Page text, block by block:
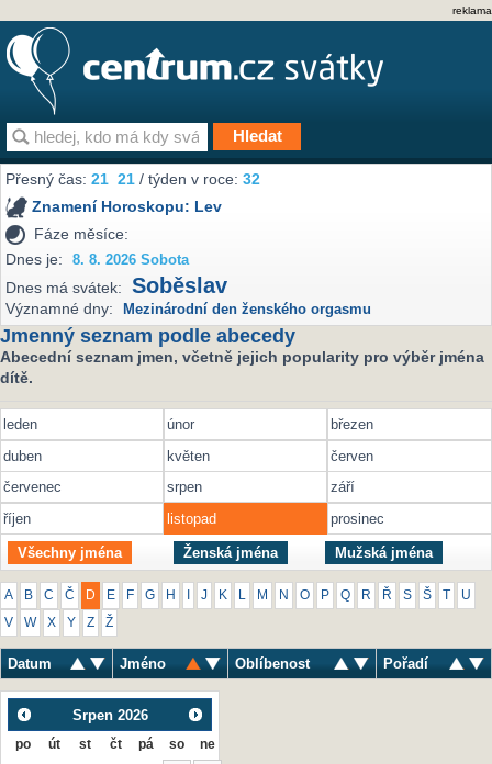
reklama
Přesný čas:21 21 / týden v roce:32
Znamení Horoskopu: Lev
Fáze měsíce:
Dnes je:
8. 8. 2026 Sobota
Dnes má svátek: Soběslav
Významné dny: Mezinárodní den ženského orgasmu
Jmenný seznam podle abecedy
Abecední seznam jmen, včetně jejich popularity pro výběr jména
dítě.
leden únor
březen
duben
květen
červen
červenec
srpen
září
říjen
listopad prosinec
Všechny jména Ženská jména Mužská jména
A B C Č D E F G H J K M N O P Q R Ř S Š U
V W X Y Z Ž
Datum Jméno Oblíbenost Pořadí
Srpen 2026
po út st čt pá so ne